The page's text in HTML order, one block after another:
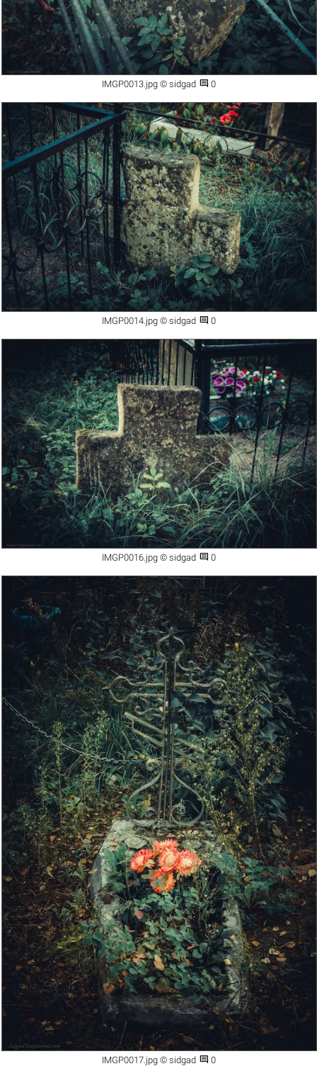
IMGP0013.jpg © sidgad  0
IMGP0014.jpg © sidgad  0
IMGP0016.jpg © sidgad  0
IMGP0017.jpg © sidgad  0